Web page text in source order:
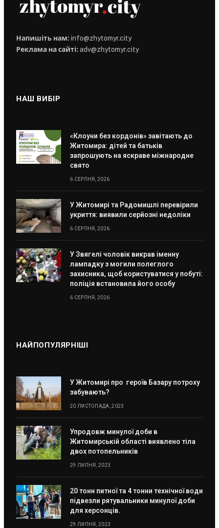
Напишіть нам: info@zhytomyr.city
Реклама на сайті: adv@zhytomyr.city
НАШ ВИБІР
«Клоуни без кордонів» завітають до
Житомира: дітей та батьків
запрошують на яскраве міжнародне
свято
6 СЕРПНЯ, 2026
У Житомирі та Радомишлі перевірили
укриття: виявили серйозні недоліки
6 СЕРПНЯ, 2026
У Звягелі чоловік викрав іменну
лампадку з могили полеглого
захисника, щоб користуватися у побуті:
поліція встановила його особу
6 СЕРПНЯ, 2026
НАЙПОПУЛЯРНІШІ
У Житомирі про героїв Базару потроху
забувають?
20 ЛИСТОПАДА, 2023
Упродовж минулої доби в
Житомирській області виявлено тіла
двох потопельників
29 ЛИПНЯ, 2023
20 тонн питної та 4 тонни технічної води
підвезли рятувальники минулої доби
для херсонців.
29 ЛИПНЯ, 2023